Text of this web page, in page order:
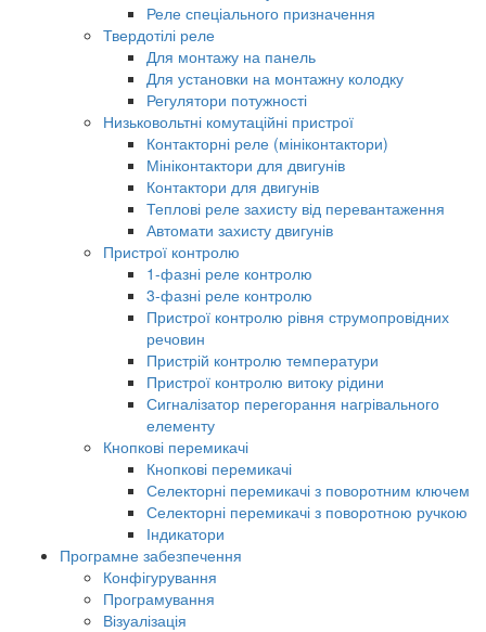
Реле спеціального призначення
Твердотілі реле
Для монтажу на панель
Для установки на монтажну колодку
Регулятори потужності
Низьковольтні комутаційні пристрої
Контакторні реле (мініконтактори)
Мініконтактори для двигунів
Контактори для двигунів
Теплові реле захисту від перевантаження
Автомати захисту двигунів
Пристрої контролю
1-фазні реле контролю
3-фазні реле контролю
Пристрої контролю рівня струмопровідних
речовин
Пристрій контролю температури
Пристрої контролю витоку рідини
Сигналізатор перегорання нагрівального
елементу
Кнопкові перемикачі
Кнопкові перемикачі
Селекторні перемикачі з поворотним ключем
Селекторні перемикачі з поворотною ручкою
Індикатори
Програмне забезпечення
Конфігурування
Програмування
Візуалізація